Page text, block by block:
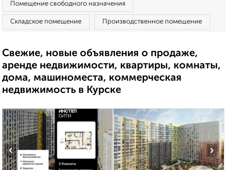
Помещение свободного назначения
Складское помещение Производственное помещение
Свежие, новые объявления о продаже,
аренде недвижимости, квартиры, комнаты,
дома, машиноместа, коммерческая
недвижимость в Курске
‹ ›